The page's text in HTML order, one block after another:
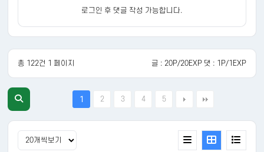
로그인 후 댓글 작성 가능합니다.
총 122건 1 페이지 글 : 20P/20EXP 댓 : 1P/1EXP
1 2 3 4 5